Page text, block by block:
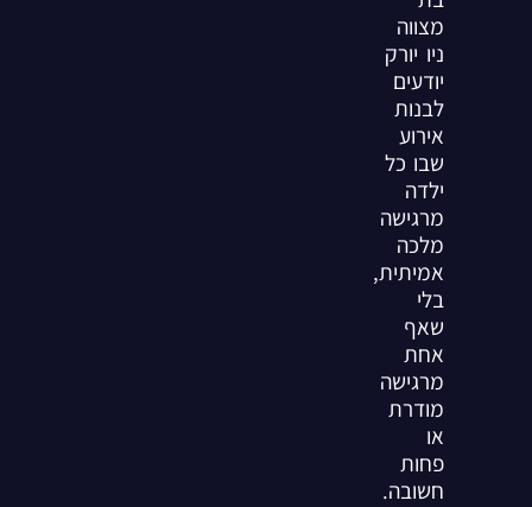
מצווה
ניו יורק
יודעים
לבנות
אירוע
שבו כל
ילדה
מרגישה
מלכה
אמיתית,
בלי
שאף
אחת
מרגישה
מודרת
או
פחות
חשובה.